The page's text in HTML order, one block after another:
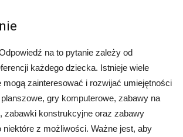
na to pytanie zależy od
każdego dziecka. Istnieje wiele
mogą zainteresować i rozwijać umiejętności
gry komputerowe, zabawy na
zabawki konstrukcyjne oraz zabawy
z możliwości. Ważne jest, aby